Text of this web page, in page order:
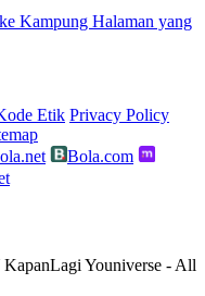
Kampung Halaman yang
Etik Privacy Policy
Bola.com
Youniverse - All